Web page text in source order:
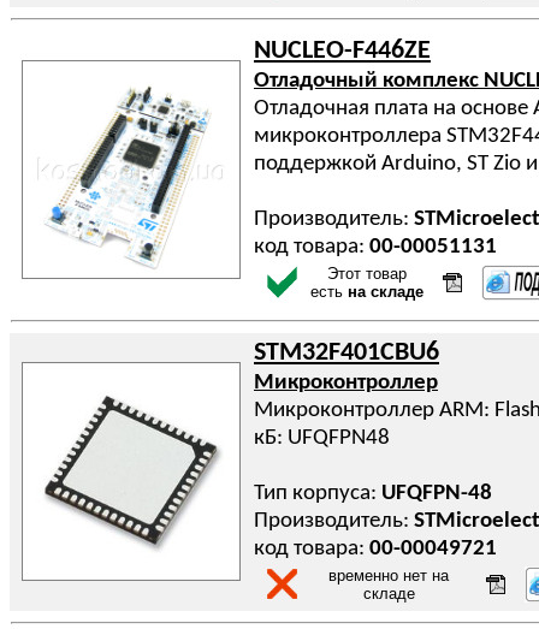
NUCLEO-F446ZE
Отладочный комплекс
Отладочная плата на основе
микроконтроллера
поддержкой Arduino, ST Zio
Производитель:
код товара: 00-00051131
Этот товар
есть на складе
STM32F401CBU6
Микроконтроллер
Микроконтроллер ARM:
кБ: UFQFPN48
Тип корпуса: UFQFPN-48
Производитель:
код товара: 00-00049721
временно нет на
складе